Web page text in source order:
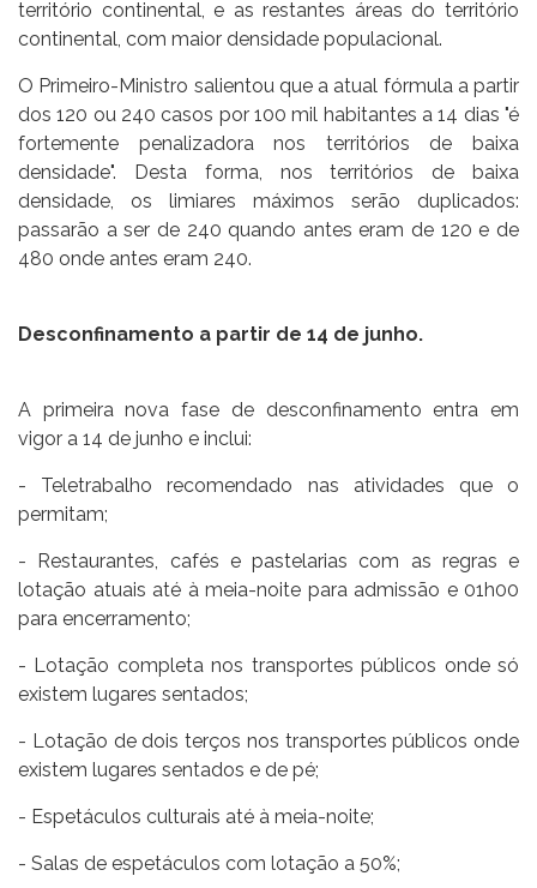
território continental, e as restantes áreas do território
continental, com maior densidade populacional.
O Primeiro-Ministro salientou que a atual fórmula a partir
dos 120 ou 240 casos por 100 mil habitantes a 14 dias "é
fortemente penalizadora nos territórios de baixa
densidade". Desta forma, nos territórios de baixa
densidade, os limiares máximos serão duplicados:
passarão a ser de 240 quando antes eram de 120 e de
480 onde antes eram 240.
Desconfinamento a partir de 14 de junho.
A primeira nova fase de desconfinamento entra em
vigor a 14 de junho e inclui:
- Teletrabalho recomendado nas atividades que o
permitam;
- Restaurantes, cafés e pastelarias com as regras e
lotação atuais até à meia-noite para admissão e 01h00
para encerramento;
- Lotação completa nos transportes públicos onde só
existem lugares sentados;
- Lotação de dois terços nos transportes públicos onde
existem lugares sentados e de pé;
- Espetáculos culturais até à meia-noite;
- Salas de espetáculos com lotação a 50%;